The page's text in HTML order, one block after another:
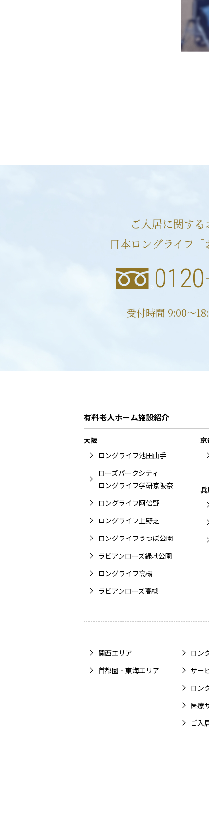
ご入居に関す
日本ロングライフ
受付時間 9:00〜
有料老人ホーム施設紹介
大阪
ロングライフ池田山手
ローズパークシティ
ロングライフ学研京阪奈
ロングライフ阿倍野
ロングライフ上野芝
ロングライフうつぼ公園
ラビアンローズ緑地公園
ロングライフ高槻
ラビアンローズ高槻
京
兵
関西エリア
首都圏・東海エリア
ロン
サー
ロン
医療
ご入